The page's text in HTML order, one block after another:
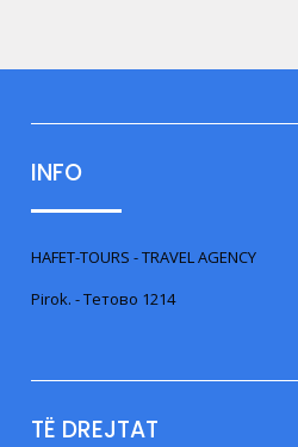
INFO
HAFET-TOURS - TRAVEL AGENCY
Pirok. - Тетово 1214
TË DREJTAT